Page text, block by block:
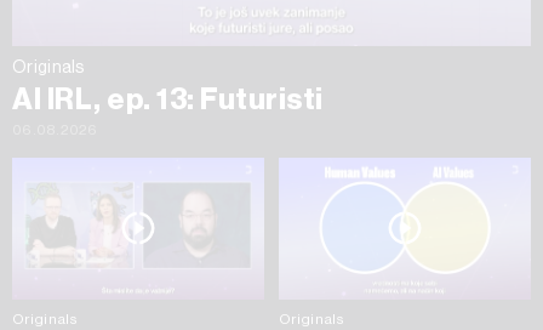
Originals
AI IRL, ep. 13: Futuristi
Originals Originals